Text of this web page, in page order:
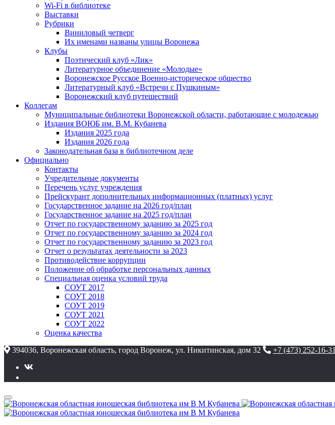
Wi-Fi в библиотеке
Выставки
Рубрики
Виниловый четверг
Их именами названы улицы Воронежа
Клубы
Поэтический клуб «Лик»
Литературное объединение «Молодые»
Воронежское Русское Военно-историческое общество
Литературный клуб «Встречи с Пушкиным»
Воронежский клуб путешествий
Коллегам
Муниципальные библиотеки Воронежской области, работающие с молодежью
Издания ВОЮБ им. В.М. Кубанева
Издания 2025 года
Издания 2026 года
Законодательная база в библиотечном деле
Официально
Контакты
Учредительные документы
Перечень услуг учреждения
Прейскурант дополнительных информационных (платных) услуг
Государственное задание на 2026 год/план
Государственное задание на 2025 год/план
Отчет по государственному заданию за 2025 год
Отчет по государственному заданию за 2024 год
Отчет по государственному заданию за 2023 год
Отчет о результатах деятельности за 2023
Противодействие коррупции
Положение об обработке персональных данных
Специальная оценка условий труда
СОУТ 2017
СОУТ 2018
СОУТ 2019
СОУТ 2021
СОУТ 2022
Оценка качества
394036, Воронежская область, город Воронеж, ул. Никитинская, дом 32
+7 (473) 252-16-31